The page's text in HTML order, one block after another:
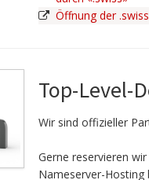
Öffnung der
Top-Level-
Wir sind offizieller
Gerne reservieren
Nameserver-